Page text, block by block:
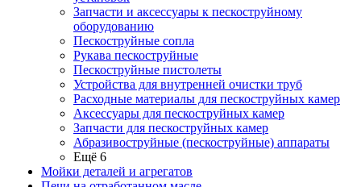
Запчасти и аксессуары к пескоструйному
оборудованию
Пескоструйные сопла
Рукава пескоструйные
Пескоструйные пистолеты
Устройства для внутренней очистки труб
Расходные материалы для пескоструйных камер
Аксессуары для пескоструйных камер
Запчасти для пескоструйных камер
Абразивоструйные (пескоструйные) аппараты
Ещё 6
Мойки деталей и агрегатов